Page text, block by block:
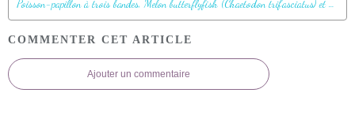
Poisson-papillon à trois bandes, Melon butterflyfish (Chaetodon trifasciatus) et Chirurgien à queue barrée, Ringtail surgeonfish (Acanthurus blochii) - Athuruga - Atoll d'Ari - Maldives
COMMENTER CET ARTICLE
Ajouter un commentaire